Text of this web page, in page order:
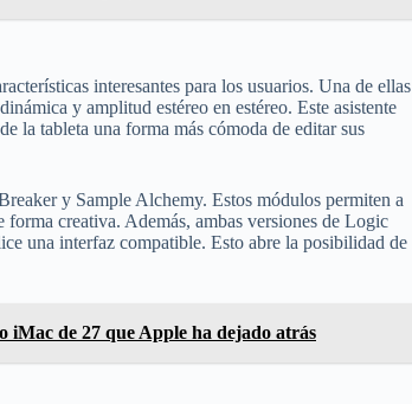
interesantes para los usuarios. Una de ellas
y amplitud estéreo en estéreo. Este asistente
la tableta una forma más cómoda de editar sus
y Sample Alchemy. Estos módulos permiten a
creativa. Además, ambas versiones de Logic
una interfaz compatible. Esto abre la posibilidad de
iMac de 27 que Apple ha dejado atrás